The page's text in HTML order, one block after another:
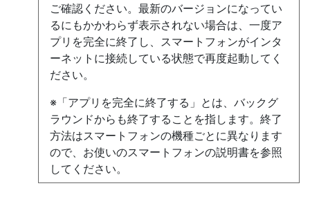
ご確認ください。最新のバージョンになってい
るにもかかわらず表示されない場合は、一度ア
プリを完全に終了し、スマートフォンがインタ
ーネットに接続している状態で再度起動してく
ださい。
※「アプリを完全に終了する」とは、バックグ
ラウンドからも終了することを指します。終了
方法はスマートフォンの機種ごとに異なります
ので、お使いのスマートフォンの説明書を参照
してください。